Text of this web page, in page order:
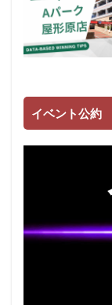
イベント公約